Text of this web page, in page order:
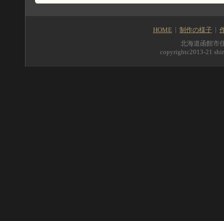
HOME 制作の様子
北海道函館市
copyrightc2013-21